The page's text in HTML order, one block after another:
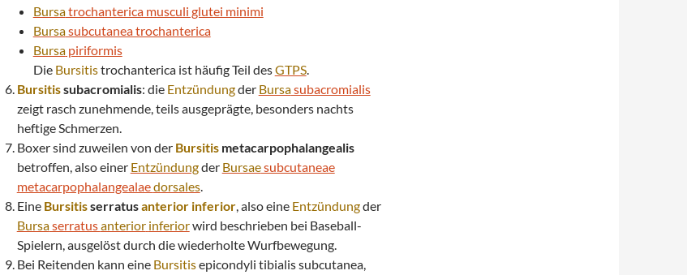
Bursatrochanterica musculi glutei minimi
Bursasubcutanea trochanterica
Bursapiriformis
Die Bursitistrochanterica ist häufig Teil desGTPS.
Bursitissubacromialis: die Entzündungder Bursasubacromialis
zeigt rasch zunehmende, teils ausgeprägte, besonders nachts
heftige Schmerzen.
Boxer sind zuweilen von der Bursitismetacarpophalangealis
betroffen, also einer Entzündungder Bursaesubcutaneae
metacarpophalangealaedorsales.
Eine Bursitisserratusanterior inferior, also eine Entzündungder
Bursaserratusanterior inferiorwird beschrieben bei Baseball-
Spielern, ausgelöst durch die wiederholte Wurfbewegung.
Bei Reitenden kann eine Bursitisepicondyli tibialis subcutanea,